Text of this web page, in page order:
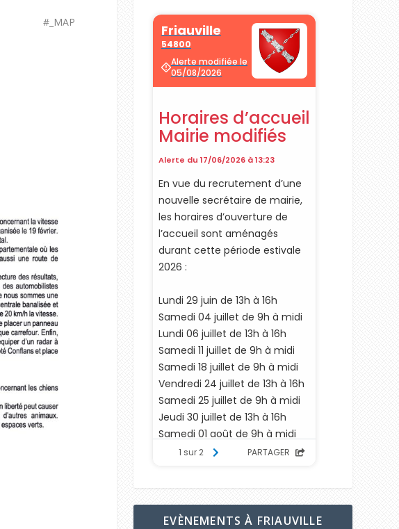
#_MAP
EVÈNEMENTS À FRIAUVILLE